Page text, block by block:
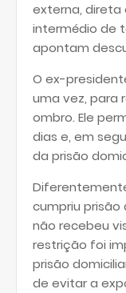
externa, direta
intermédio de
apontam
O ex-
uma vez, para
ombro. Ele
dias e, em
da prisão
cumpriu prisão
não recebeu
restrição foi
prisão
de evitar a